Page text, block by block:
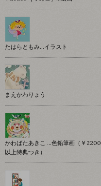
たはらともみ…イラスト
まえかわりょう
かわばたあきこ …色鉛筆画（￥2200
以上特典つき）